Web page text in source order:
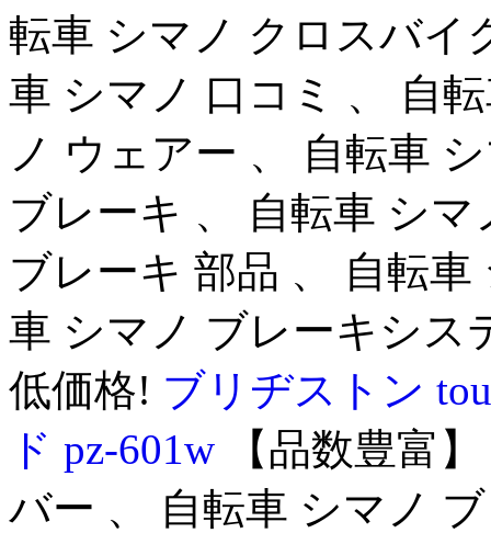
転車 シマノ クロスバイ
車 シマノ 口コミ 、 自
ノ ウェアー 、 自転車
ブレーキ 、 自転車 シ
ブレーキ 部品 、 自転
車 シマノ ブレーキシス
低価格! ブリヂストン
ド pz-601w 【品数豊富
バー 、 自転車 シマノ